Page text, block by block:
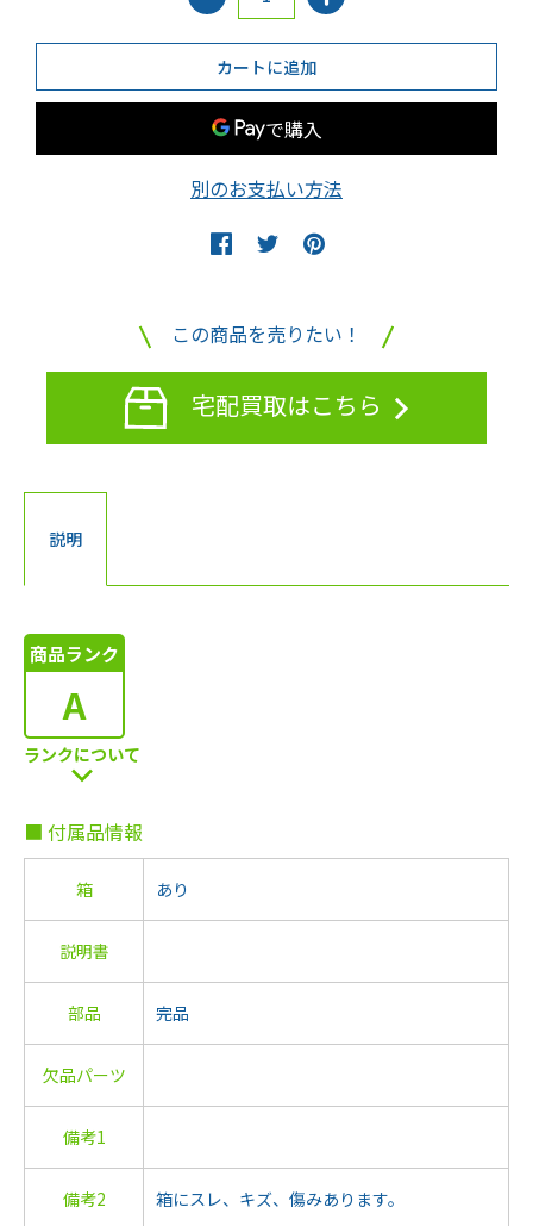
別のお支払い方法
この商品を売りたい！
宅配買取はこちら
説明
商品ランク
A
ランクについて
■ 付属品情報
箱 あり
説明書
部品 完品
欠品パーツ
備考1
備考2 箱にスレ、キズ、傷みあります。